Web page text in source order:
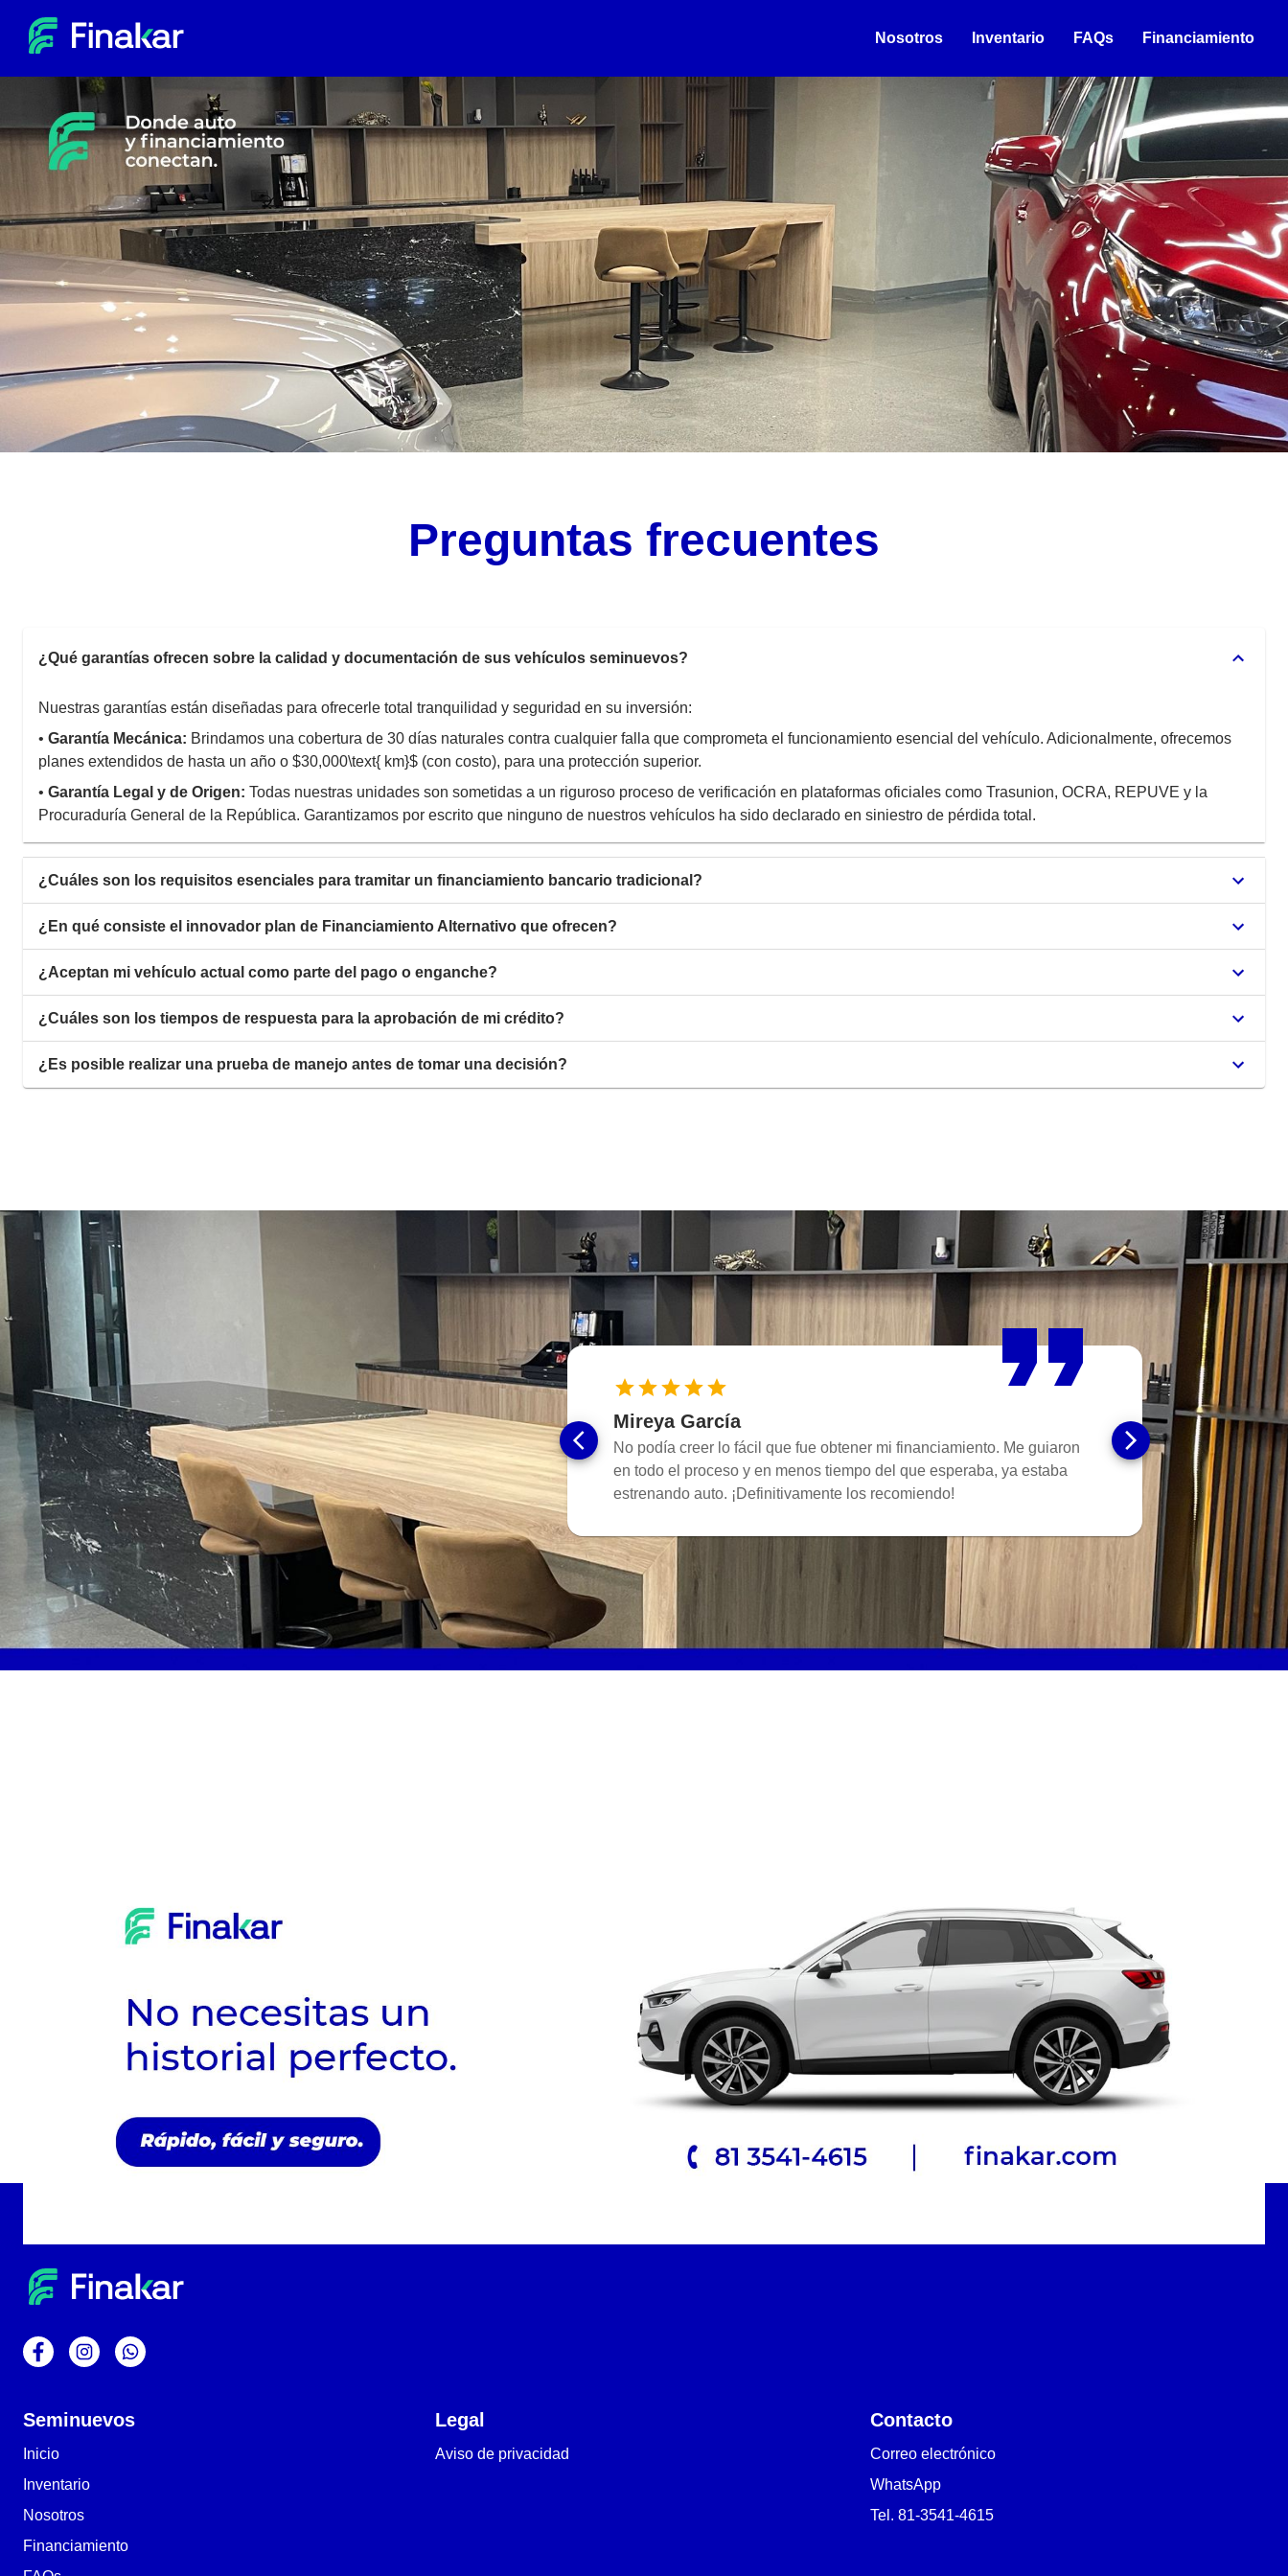
Nosotros Inventario FAQs Financiamiento
Preguntas frecuentes
¿Qué garantías ofrecen sobre la calidad y documentación de sus vehículos seminuevos?
Nuestras garantías están diseñadas para ofrecerle total tranquilidad y seguridad en su inversión:
• Garantía Mecánica: Brindamos una cobertura de 30 días naturales contra cualquier falla que comprometa el funcionamiento esencial del vehículo. Adicionalmente, ofrecemos
planes extendidos de hasta un año o $30,000\text{ km}$ (con costo), para una protección superior.
• Garantía Legal y de Origen: Todas nuestras unidades son sometidas a un riguroso proceso de verificación en plataformas oficiales como Trasunion, OCRA, REPUVE y la
Procuraduría General de la República. Garantizamos por escrito que ninguno de nuestros vehículos ha sido declarado en siniestro de pérdida total.
¿Cuáles son los requisitos esenciales para tramitar un financiamiento bancario tradicional?
¿En qué consiste el innovador plan de Financiamiento Alternativo que ofrecen?
¿Aceptan mi vehículo actual como parte del pago o enganche?
¿Cuáles son los tiempos de respuesta para la aprobación de mi crédito?
¿Es posible realizar una prueba de manejo antes de tomar una decisión?
Mireya García
No podía creer lo fácil que fue obtener mi financiamiento. Me guiaron
en todo el proceso y en menos tiempo del que esperaba, ya estaba
estrenando auto. ¡Definitivamente los recomiendo!
Seminuevos
Inicio
Inventario
Nosotros
Financiamiento
Legal
Aviso de privacidad
Contacto
Correo electrónico
WhatsApp
Tel. 81-3541-4615